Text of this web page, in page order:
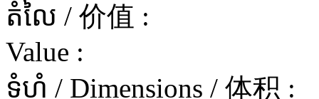
តំលៃ / 价值 :
Value :
ទំហំ / Dimensions / 体积 :